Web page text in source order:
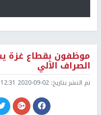
موظفون بقطاع غزة
الصراف الآلي
تم النشر بتاريخ: 2020-09-02 12:31